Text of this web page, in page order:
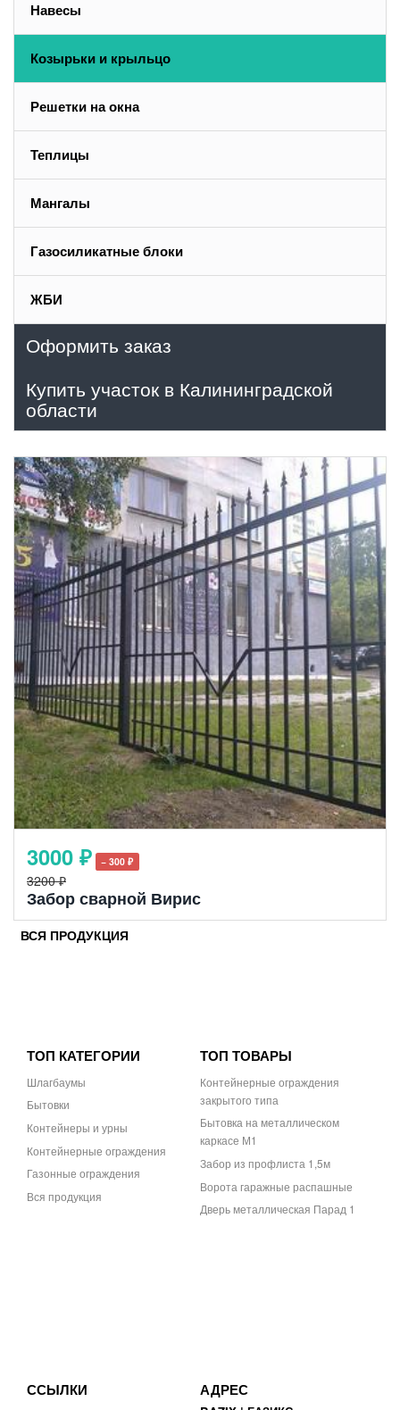
Навесы
Козырьки и крыльцо
Решетки на окна
Теплицы
Мангалы
Газосиликатные блоки
ЖБИ
Оформить заказ
Купить участок в Калининградской
области
3000 ₽ − 300 ₽
3200 ₽
Забор сварной Вирис
ВСЯ ПРОДУКЦИЯ
ТОП КАТЕГОРИИ
Шлагбаумы
Бытовки
Контейнеры и урны
Контейнерные ограждения
Газонные ограждения
Вся продукция
ТОП ТОВАРЫ
Контейнерные ограждения
закрытого типа
Бытовка на металлическом
каркасе М1
Забор из профлиста 1,5м
Ворота гаражные распашные
Дверь металлическая Парад 1
ССЫЛКИ АДРЕС